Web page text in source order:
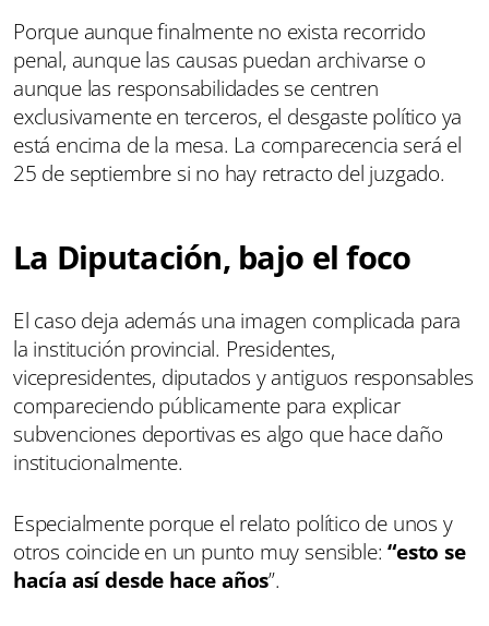
Porque aunque finalmente no exista recorrido
penal, aunque las causas puedan archivarse o
aunque las responsabilidades se centren
exclusivamente en terceros, el desgaste político ya
está encima de la mesa. La comparecencia será el
25 de septiembre si no hay retracto del juzgado.
La Diputación, bajo el foco
El caso deja además una imagen complicada para
la institución provincial. Presidentes,
vicepresidentes, diputados y antiguos responsables
compareciendo públicamente para explicar
subvenciones deportivas es algo que hace daño
institucionalmente.
Especialmente porque el relato político de unos y
otros coincide en un punto muy sensible:“esto se
hacía así desde hace años”.